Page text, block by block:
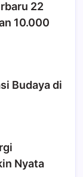
22
10.000
Budaya di
Nyata